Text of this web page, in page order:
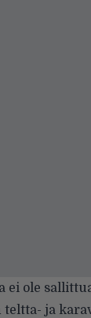
ei ole
teltta- ja